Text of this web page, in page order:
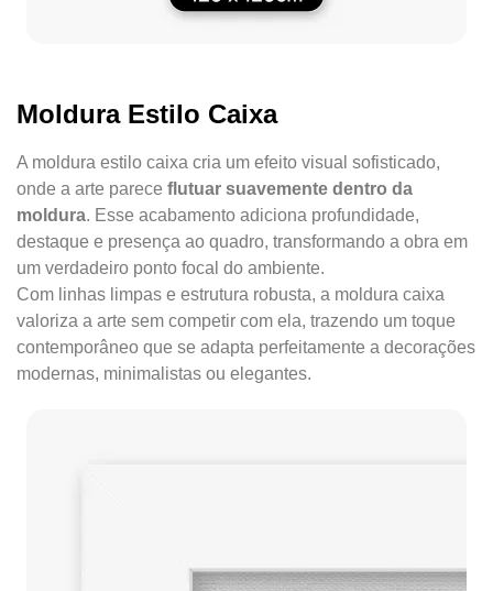
Moldura Estilo Caixa
A moldura estilo caixa cria um efeito visual sofisticado,
onde a arte parece flutuar suavemente dentro da
moldura. Esse acabamento adiciona profundidade,
destaque e presença ao quadro, transformando a obra em
um verdadeiro ponto focal do ambiente.
Com linhas limpas e estrutura robusta, a moldura caixa
valoriza a arte sem competir com ela, trazendo um toque
contemporâneo que se adapta perfeitamente a decorações
modernas, minimalistas ou elegantes.